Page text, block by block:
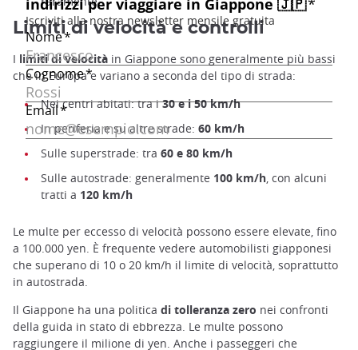
Limiti di velocità e controlli
I limiti di velocità in Giappone sono generalmente più bassi
che in Europa e variano a seconda del tipo di strada:
Nei centri abitati: tra i30 e i 50 km/h
In periferia e su altre strade: 60 km/h
Sulle superstrade: tra 60 e 80 km/h
Sulle autostrade: generalmente 100 km/h, con alcuni
tratti a 120 km/h
Le multe per eccesso di velocità possono essere elevate, fino
a 100.000 yen. È frequente vedere automobilisti giapponesi
che superano di 10 o 20 km/h il limite di velocità, soprattutto
in autostrada.
Il Giappone ha una politica di tolleranza zero nei confronti
della guida in stato di ebbrezza. Le multe possono
raggiungere il milione di yen. Anche i passeggeri che